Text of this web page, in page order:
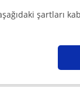
şartları
Türkçe,